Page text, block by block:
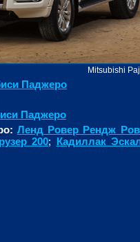
Mitsubishi
Паджеро
Паджеро
Ленд Ровер Рендж
200; Кадиллак